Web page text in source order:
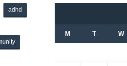
adhd
M T W